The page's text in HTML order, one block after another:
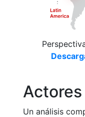
Un análisis